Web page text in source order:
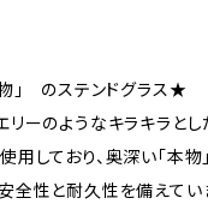
」 のステンドグラス★
ーのようなキラキラとし
しており、奥深い「本物
全性と耐久性を備えてい